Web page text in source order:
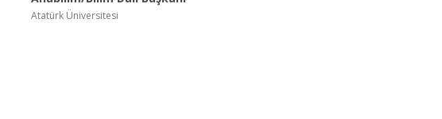
Atatürk Üniversitesi